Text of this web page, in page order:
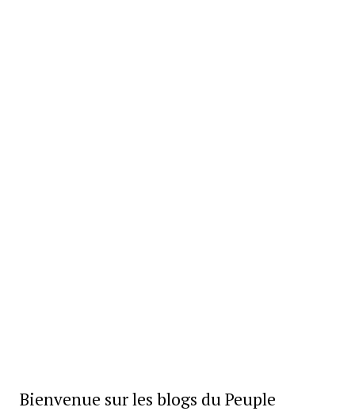
Bienvenue sur les blogs du Peuple